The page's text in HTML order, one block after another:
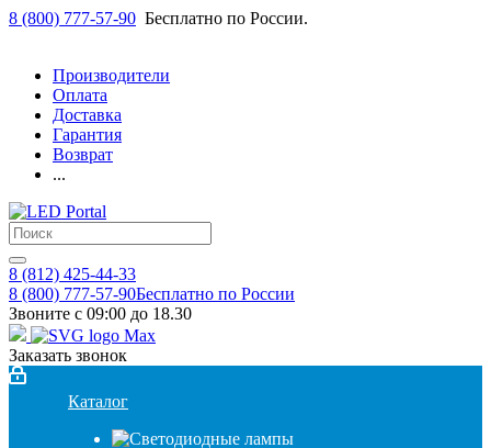
8 (800) 777-57-90 Бесплатно по России.
Производители
Оплата
Доставка
Гарантия
Возврат
...
8 (812) 425-44-33
8 (800) 777-57-90Бесплатно по России
Звоните с 09:00 до 18.30
Заказать звонок
Каталог